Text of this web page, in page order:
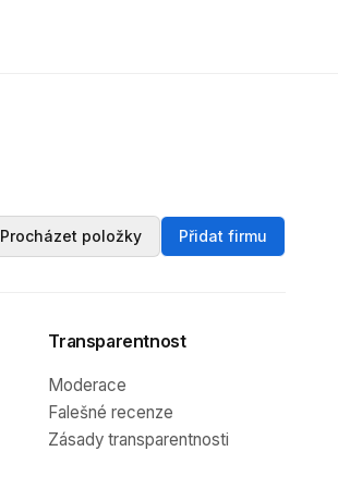
Procházet položky Přidat firmu
Transparentnost
Moderace
Falešné recenze
Zásady transparentnosti